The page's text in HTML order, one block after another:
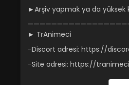
►Arşiv yapmak ya da yüksek
► TrAnimeci
-Discort adresi: https://
-Site adresi: https://